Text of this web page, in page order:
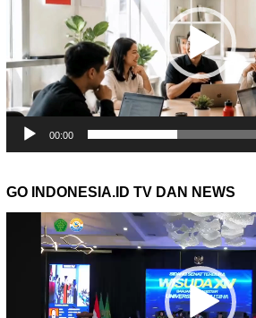
00:00
GO INDONESIA.ID TV DAN NEWS
Pemutar